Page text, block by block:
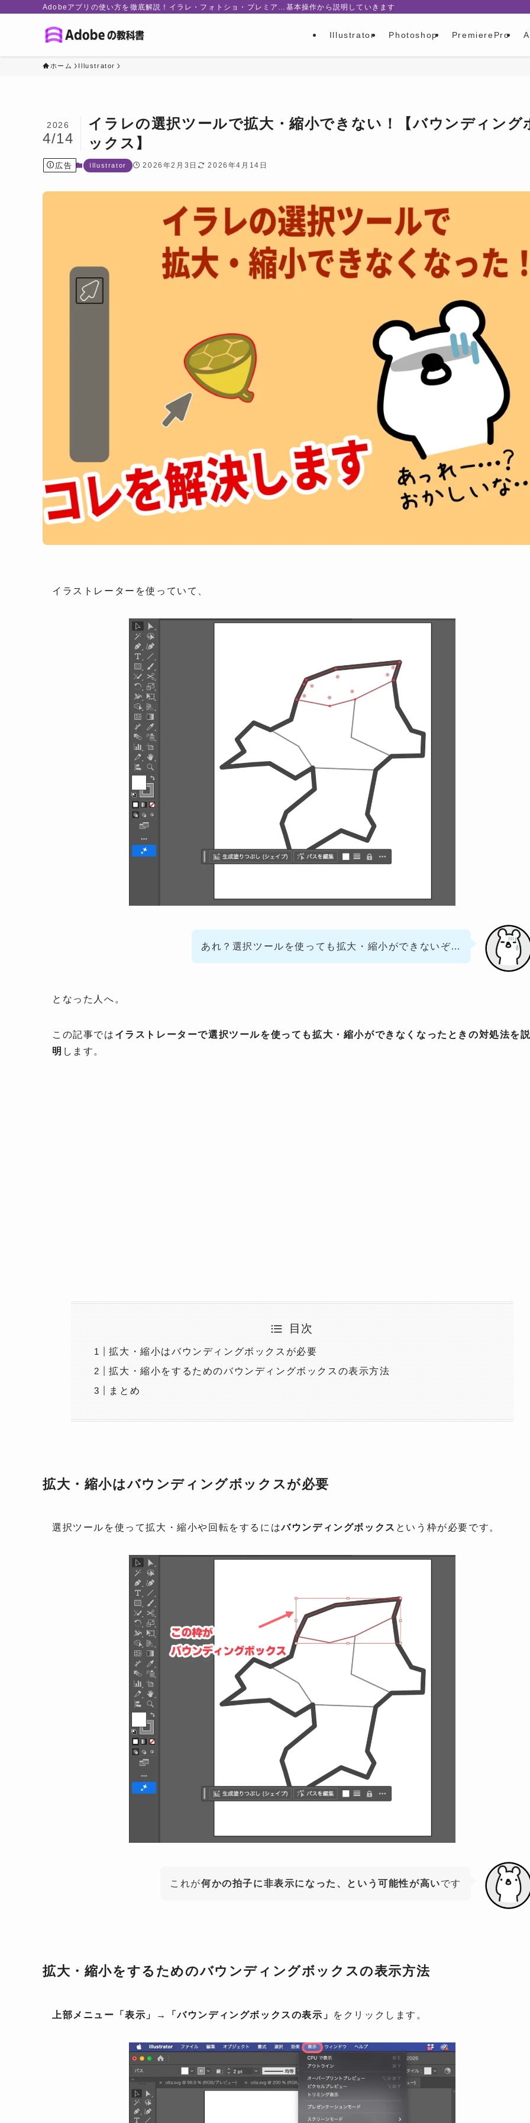
Adobeアプリの使い方を徹底解説！イラレ・フォトショ・プレミア…基本操作から説明していきます
Illustrator Photoshop PremierePro
ホーム Illustrator
イラレの選択ツールで拡大・縮小できない！【バウンディング
ックス】
2026
4/14
広告 Illustrator 2026年2月3日 2026年4月14日
イラストレーターを使っていて、
あれ？選択ツールを使っても拡大・縮小ができないぞ…
となった人へ。
この記事では イラストレーターで選択ツールを使っても拡大・縮小ができなくなったときの対処法を
明 します。
目次
拡大・縮小はバウンディングボックスが必要
拡大・縮小をするためのバウンディングボックスの表示方法
まとめ
拡大・縮小はバウンディングボックスが必要
選択ツールを使って拡大・縮小や回転をするにはバウンディングボックス という枠が必要です。
これが何かの拍子に非表示になった、という可能性が高いです
拡大・縮小をするためのバウンディングボックスの表示方法
上部メニュー「表示」→「バウンディングボックスの表示」 をクリックします。